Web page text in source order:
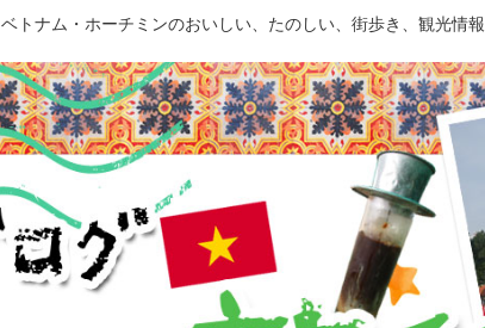
ベトナム・ホーチミンのおいしい、たのしい、街歩き、観光情報